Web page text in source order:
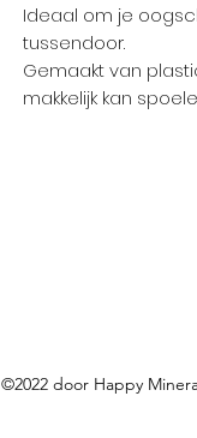
Ideaal om je
tussendoor.
Gemaakt van
makkelijk kan
©2022 door Happy